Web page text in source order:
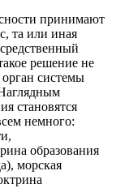
принимают
та или иная
решение не
системы
становятся
немного:
образования
морская